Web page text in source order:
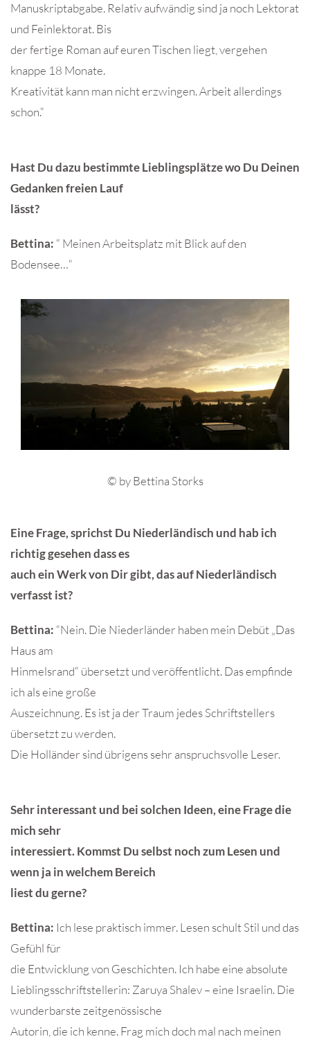
Manuskriptabgabe. Relativ aufwändig sind ja noch Lektorat
und Feinlektorat. Bis
der fertige Roman auf euren Tischen liegt, vergehen
knappe 18 Monate.
Kreativität kann man nicht erzwingen. Arbeit allerdings
schon.“
Hast Du dazu bestimmte Lieblingsplätze wo Du Deinen
Gedanken freien Lauf
lässt?
Bettina: “ Meinen Arbeitsplatz mit Blick auf den
Bodensee…“
© by Bettina Storks
Eine Frage, sprichst Du Niederländisch und hab ich
richtig gesehen dass es
auch ein Werk von Dir gibt, das auf Niederländisch
verfasst ist?
Bettina: “Nein. Die Niederländer haben mein Debüt „Das
Haus am
Hinmelsrand“ übersetzt und veröffentlicht. Das empfinde
ich als eine große
Auszeichnung. Es ist ja der Traum jedes Schriftstellers
übersetzt zu werden.
Die Holländer sind übrigens sehr anspruchsvolle Leser.
Sehr interessant und bei solchen Ideen, eine Frage die
mich sehr
interessiert. Kommst Du selbst noch zum Lesen und
wenn ja in welchem Bereich
liest du gerne?
Bettina: Ich lese praktisch immer. Lesen schult Stil und das
Gefühl für
die Entwicklung von Geschichten. Ich habe eine absolute
Lieblingsschriftstellerin: Zaruya Shalev – eine Israelin. Die
wunderbarste zeitgenössische
Autorin, die ich kenne. Frag mich doch mal nach meinen